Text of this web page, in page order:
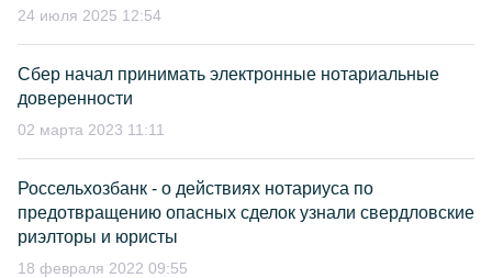
24 июля 2025 12:54
Сбер начал принимать электронные нотариальные
доверенности
02 марта 2023 11:11
Россельхозбанк - о действиях нотариуса по
предотвращению опасных сделок узнали свердловские
риэлторы и юристы
18 февраля 2022 09:55